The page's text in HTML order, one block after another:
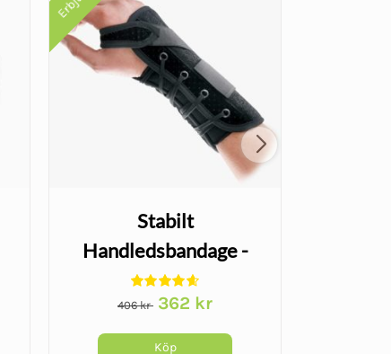
Stabilt
Handledsbandage -
Wrist Lacer
406kr Det
priset
362 krDet
Köp